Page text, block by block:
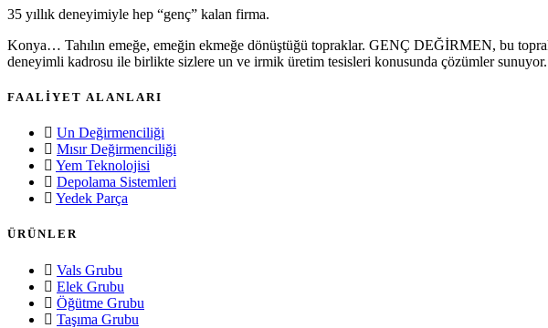
35 yıllık deneyimiyle hep “genç” kalan firma.
Konya… Tahılın emeğe, emeğin ekmeğe dönüştüğü topraklar. GENÇ DEĞİRMEN, bu
deneyimli kadrosu ile birlikte sizlere un ve irmik üretim tesisleri konusunda çözümler
FAALİYET ALANLARI
Un Değirmenciliği
Mısır Değirmenciliği
Yem Teknolojisi
Depolama Sistemleri
Yedek Parça
ÜRÜNLER
Vals Grubu
Elek Grubu
Öğütme Grubu
Taşıma Grubu